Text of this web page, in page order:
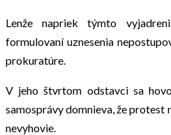
Lenže napriek týmto
formulovaní uznesenia
prokuratúre.
V jeho štvrtom odstavci sa
samosprávy domnieva, že protest
nevyhovie.